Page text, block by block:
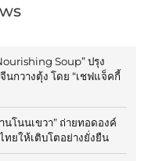
Soup” ปรุง
กวางตุ้ง โดย “เชฟแจ็คกี้
โนนเขวา” ถ่ายทอดองค์
ทยให้เติบโตอย่างยั่งยืน